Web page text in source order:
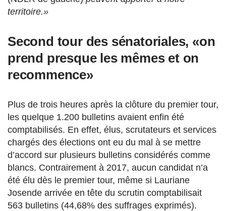
territoire.»
Second tour des sénatoriales, «on
prend presque les mêmes et on
recommence»
Plus de trois heures après la clôture du premier tour,
les quelque 1.200 bulletins avaient enfin été
comptabilisés. En effet, élus, scrutateurs et services
chargés des élections ont eu du mal à se mettre
d’accord sur plusieurs bulletins considérés comme
blancs. Contrairement à 2017, aucun candidat n’a
été élu dès le premier tour, même si Lauriane
Josende arrivée en tête du scrutin comptabilisait
563 bulletins (44,68% des suffrages exprimés).